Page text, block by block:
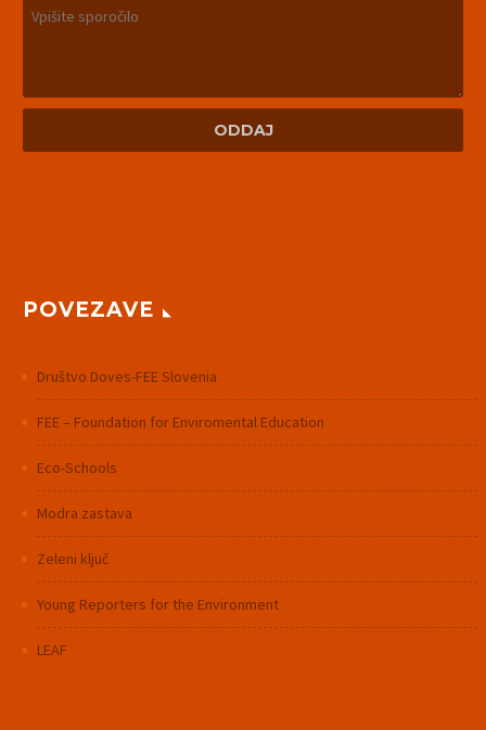
POVEZAVE
Društvo Doves-FEE Slovenia
FEE – Foundation for Enviromental Education
Eco-Schools
Modra zastava
Zeleni ključ
Young Reporters for the Environment
LEAF